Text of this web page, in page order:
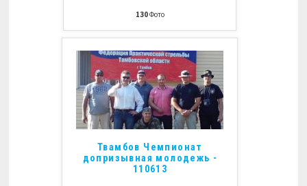
130Фото
Твамбов Чемпионат
допризывная молодежь -
110613